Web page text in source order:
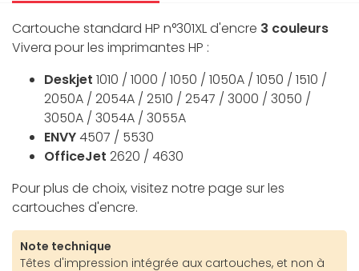
Cartouche standard HP n°301XL d'encre 3 couleurs
Vivera pour les imprimantes HP :
Deskjet 1010 / 1000 / 1050 / 1050A / 1050 / 1510 /
2050A / 2054A / 2510 / 2547 / 3000 / 3050 /
3050A / 3054A / 3055A
ENVY4507 / 5530
OfficeJet 2620 / 4630
Pour plus de choix, visitez notre page sur les
cartouches d'encre.
Note technique
Têtes d'impression intégrée aux cartouches, et non à